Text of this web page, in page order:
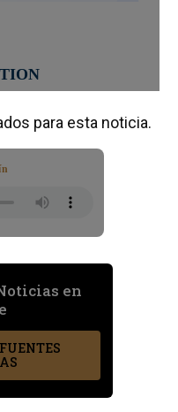
para esta noticia.
en